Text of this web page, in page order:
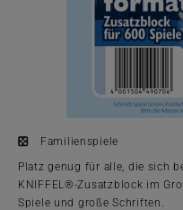
Familienspiele
Platz genug für alle, die sich
KNIFFEL®-Zusatzblock im
Spiele und große Schriften.